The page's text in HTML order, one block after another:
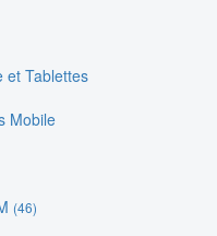
et Tablettes
Mobile
(46)